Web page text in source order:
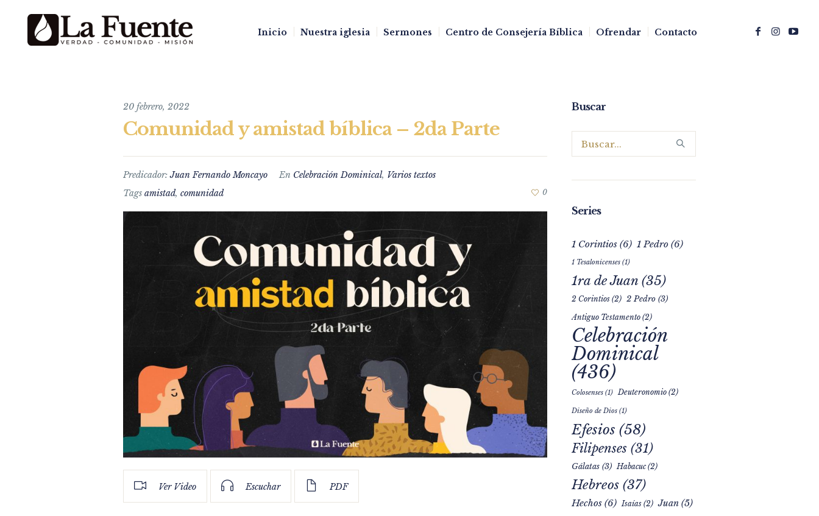
Inicio Nuestra iglesia Sermones Centro de Consejería Bíblica Ofrendar Contacto
20 febrero, 2022
Comunidad y amistad bíblica – 2da Parte
Predicador:Juan Fernando Moncayo En Celebración Dominical, Varios textos
Tags amistad, comunidad 0
Ver Video Escuchar PDF
Buscar
Series
1 Corintios(6) 1 Pedro(6)
1 Tesalonicenses(1)
1ra de Juan(35)
2 Corintios(2) 2 Pedro(3)
Antiguo Testamento(2)
Celebración
Dominical
(436)
Colosenses(1) Deuteronomio(2)
Diseño de Dios(1)
Efesios (58)
Filipenses(31)
Gálatas(3) Habacuc(2)
Hebreos(37)
Hechos(6) Isaías(2) Juan(5)